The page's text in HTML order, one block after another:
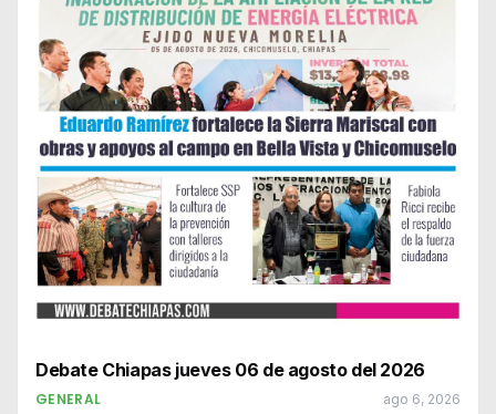
Debate Chiapas jueves 06 de agosto del 2026
GENERAL ago 6, 2026